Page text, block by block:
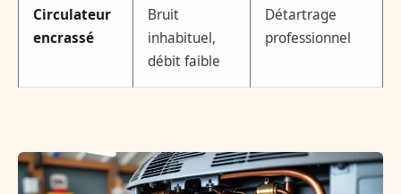
Circulateur
encrassé
Bruit
inhabituel,
débit faible
Détartrage
professionnel